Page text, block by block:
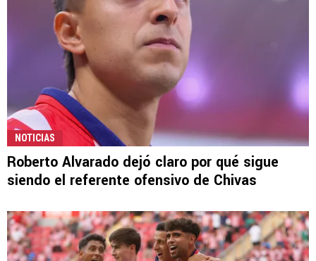
NOTICIAS
Roberto Alvarado dejó claro por qué sigue
siendo el referente ofensivo de Chivas